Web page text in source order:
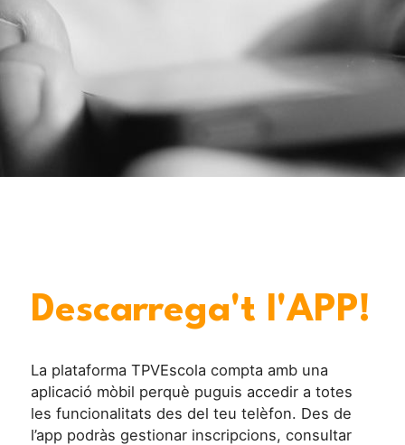
Descarrega't l'APP!
La plataforma TPVEscola compta amb una
aplicació mòbil perquè puguis accedir a totes
les funcionalitats des del teu telèfon. Des de
l’app podràs gestionar inscripcions, consultar